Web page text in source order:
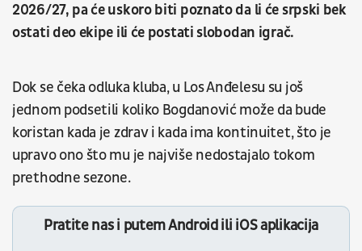
2026/27, pa će uskoro biti poznato da li će srpski bek
ostati deo ekipe ili će postati slobodan igrač.
Dok se čeka odluka kluba, u Los Anđelesu su još
jednom podsetili koliko Bogdanović može da bude
koristan kada je zdrav i kada ima kontinuitet, što je
upravo ono što mu je najviše nedostajalo tokom
prethodne sezone.
Pratite nas i putem Android ili iOS aplikacija